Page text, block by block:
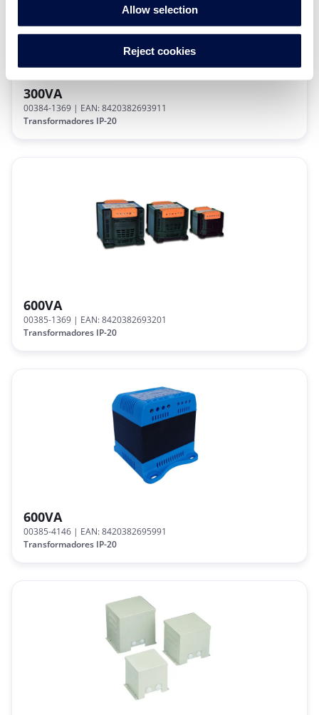
Allow selection
Reject cookies
300VA
00384-1369 | EAN: 8420382693911
Transformadores IP-20
600VA
00385-1369 | EAN: 8420382693201
Transformadores IP-20
600VA
00385-4146 | EAN: 8420382695991
Transformadores IP-20